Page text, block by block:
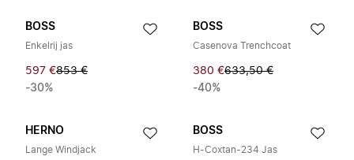
BOSS
Enkelrij jas
597 €853 €
-30%
BOSS
Casenova Trenchcoat
380 €633,50 €
-40%
HERNO
Lange Windjack
BOSS
H-Coxtan-234 Jas